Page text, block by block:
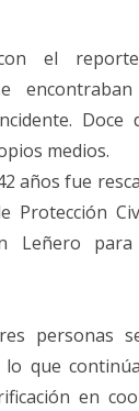
el
Doce
medios.
años fue
Protección
Leñero
personas
que
en